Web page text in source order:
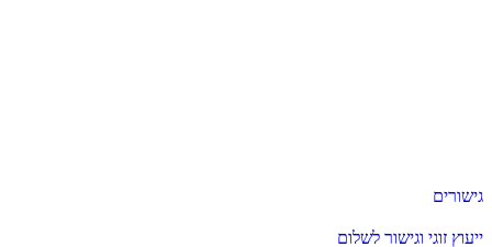
גישורים
ייעוץ זוגי וגישור לשלום